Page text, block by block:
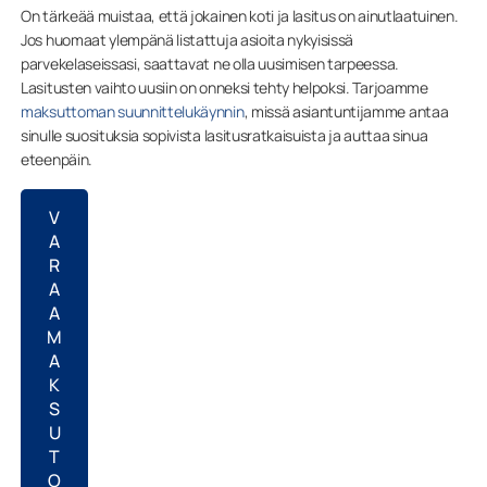
On tärkeää muistaa, että jokainen koti ja lasitus on ainutlaatuinen.
Jos huomaat ylempänä listattuja asioita nykyisissä
parvekelaseissasi, saattavat ne olla uusimisen tarpeessa.
Lasitusten vaihto uusiin on onneksi tehty helpoksi. Tarjoamme
maksuttoman suunnittelukäynnin, missä asiantuntijamme antaa
sinulle suosituksia sopivista lasitusratkaisuista ja auttaa sinua
eteenpäin.
V
A
R
A
A
M
A
K
S
U
T
O